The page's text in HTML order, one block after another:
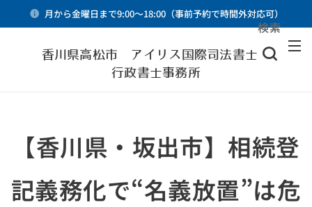
月から金曜日まで9:00～18:00（事前予約で時間外対応可）
香川県高松市 アイリス国際司法書士・
行政書士事務所
検索
【香川県・坂出市】相続登
記義務化で“名義放置”は危